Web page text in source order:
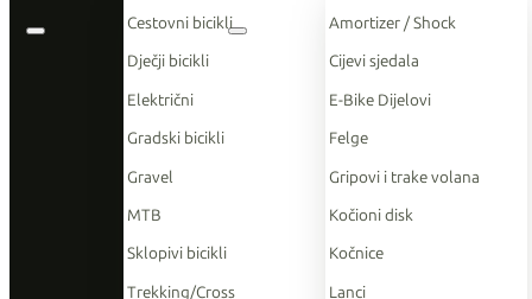
Cestovni bicikli
Dječji bicikli
Električni
Gradski bicikli
Gravel
MTB
Sklopivi bicikli
Trekking/Cross
Amortizer / Shock
Cijevi sjedala
E-Bike Dijelovi
Felge
Gripovi i trake volana
Kočioni disk
Kočnice
Lanci